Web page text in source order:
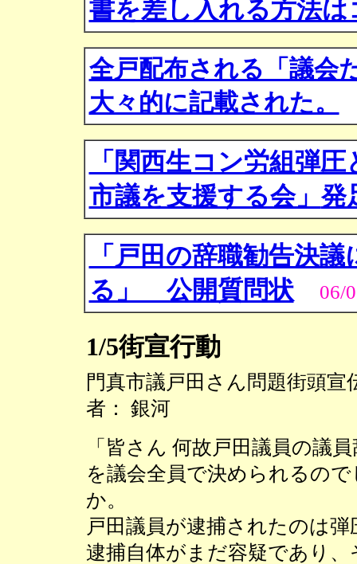
書を差し入れる方法は
全戸配布される「議会
大々的に記載された。
「関西生コン労組弾
市議を支援する会」 発
「戸田の辞職勧告決
る」 公開質問状
06/
1/5街宣行動
門真市議戸田さん問題街頭
者： 銀河
「皆さん 何故戸田議員の議
を議会全員で決められるの
か。
戸田議員が逮捕されたのは弾
逮捕自体がまだ容疑であり、